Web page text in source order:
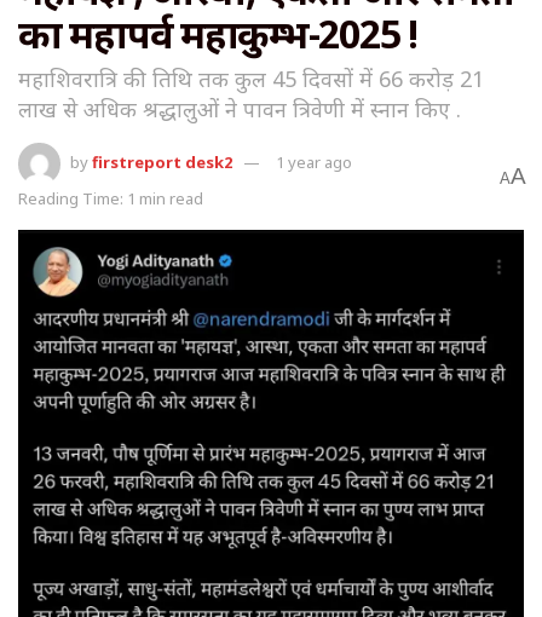
का महापर्व महाकुम्भ-2025 !
महाशिवरात्रि की तिथि तक कुल 45 दिवसों में 66 करोड़ 21
लाख से अधिक श्रद्धालुओं ने पावन त्रिवेणी में स्नान किए .
byfirstreport desk2
1 year ago
Reading Time: 1 min read
AA